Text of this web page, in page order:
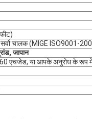
चालक (MIGE ISO9001-
जापान
एचजेड, या आपके अनुरोध के रूप